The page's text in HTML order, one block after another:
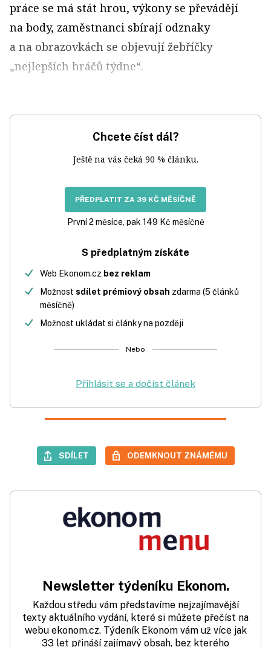
práce se má stát hrou, výkony se převádějí
na body, zaměstnanci sbírají odznaky
a na obrazovkách se objevují žebříčky
„nejlepších hráčů týdne“.
Chcete číst dál?
Ještě na vás čeká 90 % článku.
PŘEDPLATIT ZA 39 KČ MĚSÍČNĚ
První 2 měsíce, pak 149 Kč měsíčně
S předplatným získáte
Web Ekonom.cz bez reklam
Možnost sdílet prémiový obsah zdarma (5 článků
měsíčně)
Možnost ukládat si články na později
Nebo
Přihlásit se a dočíst článek
SDÍLET ODEMKNOUT ZNÁMÉMU
Newsletter týdeníku Ekonom.
Každou středu vám představíme nejzajímavější
texty aktuálního vydání, které si můžete přečíst na
webu ekonom.cz. Týdeník Ekonom vám už více jak
33 let přináší zajímavý obsah, bez kterého